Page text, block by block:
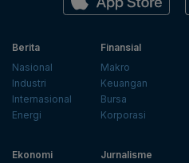
Berita
Nasional
Industri
Internasional
Energi
Finansial
Makro
Keuangan
Bursa
Korporasi
Ekonomi
Jurnalisme